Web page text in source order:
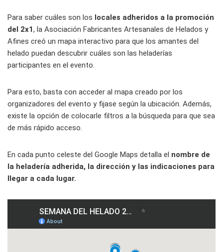
Para saber cuáles son los locales adheridos a la promoción
del 2x1, la Asociación Fabricantes Artesanales de Helados y
Afines creó un mapa interactivo para que los amantes del
helado puedan descubrir cuáles son las heladerías
participantes en el evento.
Para esto, basta con acceder al mapa creado por los
organizadores del evento y fijase según la ubicación. Además,
existe la opción de colocarle filtros a la búsqueda para que sea
de más rápido acceso.
En cada punto celeste del Google Maps detalla el nombre de
la heladería adherida, la dirección y las indicaciones para
llegar a cada lugar.